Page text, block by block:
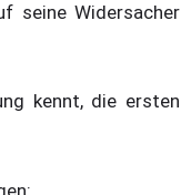
seine Widersacher
kennt, die ersten